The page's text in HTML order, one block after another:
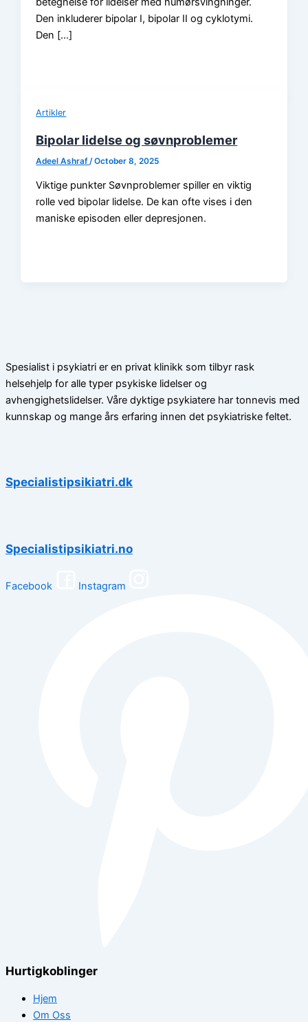
Den inkluderer bipolar I, bipolar II og cyklotymi.
Den […]
Artikler
Bipolar lidelse og søvnproblemer
Adeel Ashraf/October 8, 2025
Viktige punkter Søvnproblemer spiller en viktig
rolle ved bipolar lidelse. De kan ofte vises i den
maniske episoden eller depresjonen.
Spesialist i psykiatri er en privat klinikk som tilbyr rask
helsehjelp for alle typer psykiske lidelser og
avhengighetslidelser. Våre dyktige psykiatere har tonnevis med
kunnskap og mange års erfaring innen det psykiatriske feltet.
Specialistipsikiatri.dk
Specialistipsikiatri.no
Facebook Instagram
Hurtigkoblinger
Hjem
Om Oss